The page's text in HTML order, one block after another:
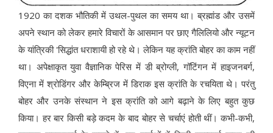
1920 का दशक भौतिकी में उथल-पुथल का समय था। ब्रह्मांड और उसमें
अपने स्थान को लेकर हमारे विचारों के आसमान पर छाए गैलिलियो और न्यूटन
के यांत्रिकी 'सिद्धांत धराशायी हो रहे थे। लेकिन यह क्रांति बोहर का काम नहीं
था। अपेक्षाकृत युवा वैज्ञानिक पेरिस में डी ब्रोग्ली, गॉटिंगन में हाइजनबर्ग,
विएना में श्रोडिंगर और केम्ब्रिज में डिराक इस क्रांति के रचयिता थे। परंतु
बोहर और उनके संस्थान ने इस क्रांति को आगे बढ़ाने के लिए बहुत कुछ
किया। हर बार किसी बड़े कदम के बाद बोहर से चर्चाएं होती थीं। कभी-कभी,